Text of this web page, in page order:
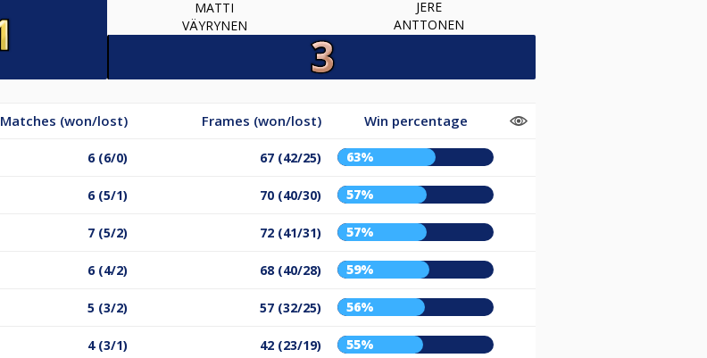
MATTI
VÄYRYNEN
JERE
ANTTONEN
Matches (won/lost) Frames (won/lost) Win percentage
6 (6/0) 67 (42/25) 63%
6 (5/1) 70 (40/30) 57%
7 (5/2) 72 (41/31) 57%
6 (4/2) 68 (40/28) 59%
5 (3/2) 57 (32/25) 56%
4 (3/1) 42 (23/19) 55%